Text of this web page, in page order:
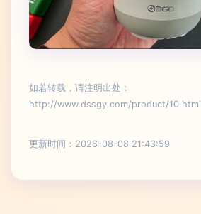
如若转载，请注明出处：
http://www.dssgy.com/product/10.html
更新时间：2026-08-08 21:43:59